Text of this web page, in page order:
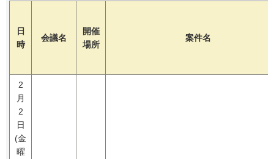
日
時
会議名
開催
場所
案件名
2
月
2
日
(金
曜